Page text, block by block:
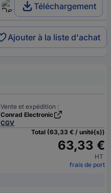
Téléchargement
Ajouter à la liste d'achat
Vente et expédition :
Conrad Electronic
CGV
Total (63,33 € / unité(s))
63,33 €
HT
frais de port